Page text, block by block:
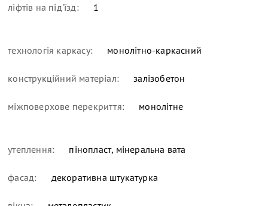
ліфтів на під'їзд: 1
технологія каркасу: монолітно-каркасний
конструкційний матеріал: залізобетон
міжповерхове перекриття: монолітне
утеплення: пінопласт, мінеральна вата
фасад: декоративна штукатурка